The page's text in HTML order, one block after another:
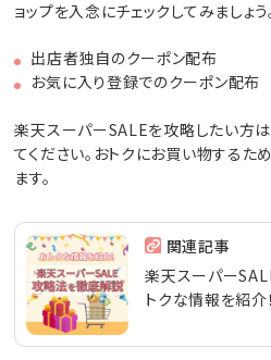
ョップを入念にチェックしてみましょう
出店者独自のクーポン配布
お気に入り登録でのクーポン配布
楽天スーパーSALEを攻略したい方
てください。おトクにお買い物するた
ます。
関連記事
楽天スーパー
トクな情報を紹介！